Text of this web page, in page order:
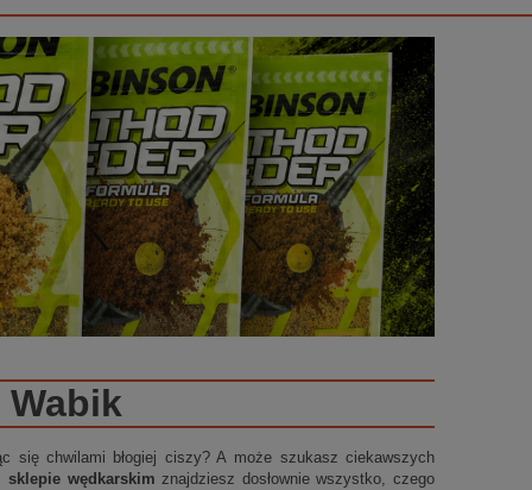
Wabik
się chwilami błogiej ciszy? A może szukasz ciekawszych
sklepie wędkarskim znajdziesz dosłownie wszystko, czego